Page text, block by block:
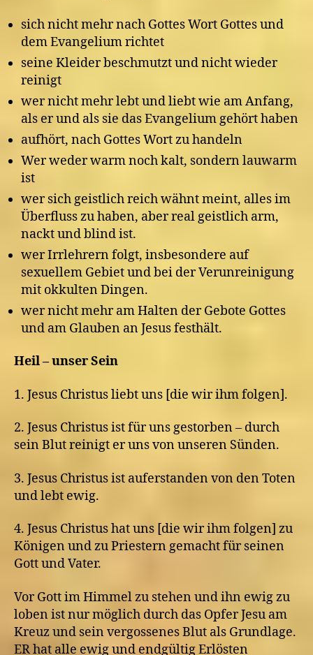
sich nicht mehr nach Gottes Wort Gottes und
dem Evangelium richtet
seine Kleider beschmutzt und nicht wieder
reinigt
wer nicht mehr lebt und liebt wie am Anfang,
als er und als sie das Evangelium gehört haben
aufhört, nach Gottes Wort zu handeln
Wer weder warm noch kalt, sondern lauwarm
ist
wer sich geistlich reich wähnt meint, alles im
Überfluss zu haben, aber real geistlich arm,
nackt und blind ist.
wer Irrlehrern folgt, insbesondere auf
sexuellem Gebiet und bei der Verunreinigung
mit okkulten Dingen.
wer nicht mehr am Halten der Gebote Gottes
und am Glauben an Jesus festhält.
Heil – unser Sein
1. Jesus Christus liebt uns [die wir ihm folgen].
2. Jesus Christus ist für uns gestorben – durch
sein Blut reinigt er uns von unseren Sünden.
3. Jesus Christus ist auferstanden von den Toten
und lebt ewig.
4. Jesus Christus hat uns [die wir ihm folgen] zu
Königen und zu Priestern gemacht für seinen
Gott und Vater.
Vor Gott im Himmel zu stehen und ihn ewig zu
loben ist nur möglich durch das Opfer Jesu am
Kreuz und sein vergossenes Blut als Grundlage.
ER hat alle ewig und endgültig Erlösten